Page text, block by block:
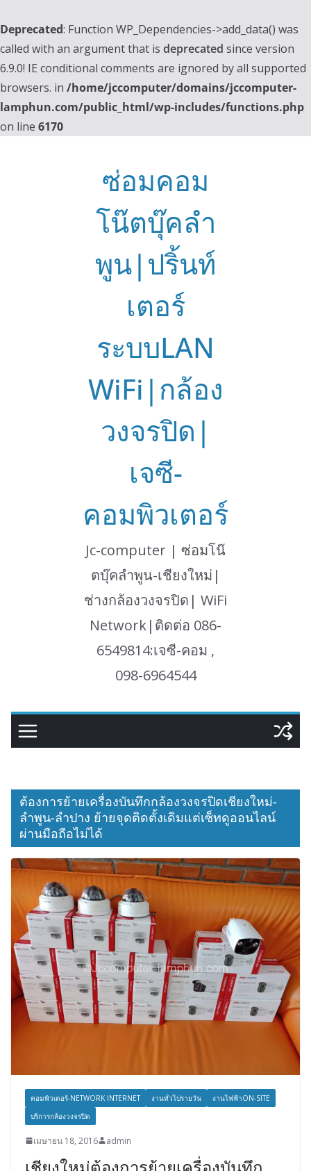
Deprecated: Function WP_Dependencies->add_data() was
called with an argument that is deprecated since version
6.9.0! IE conditional comments are ignored by all supported
browsers. in /home/jccomputer/domains/jccomputer-
lamphun.com/public_html/wp-includes/functions.php
on line 6170
ซ่อมคอม
โน๊ตบุ๊คลำ
พูน|ปริ้นท์
เตอร์
ระบบLAN
WiFi|กล้อง
วงจรปิด|
เจซี-
คอมพิวเตอร์
Jc-computer | ซ่อมโน๊
ตบุ๊คลำพูน-เชียงใหม่|
ช่างกล้องวงจรปิด| WiFi
Network|ติดต่อ 086-
6549814:เจซี-คอม ,
098-6964544
ต้องการย้ายเครื่องบันทึกกล้องวงจรปิดเชียงใหม่-
ลำพูน-ลำปาง ย้ายจุดติดตั้งเดิมแต่เซ็ทดูออนไลน์
ผ่านมือถือไม่ได้
คอมพิวเตอร์-NETWORK INTERNET งานทั่วไปรายวัน
งานไฟฟ้าON-SITE
บริการกล้องวงจรปิด
เมษายน 18, 2016 admin